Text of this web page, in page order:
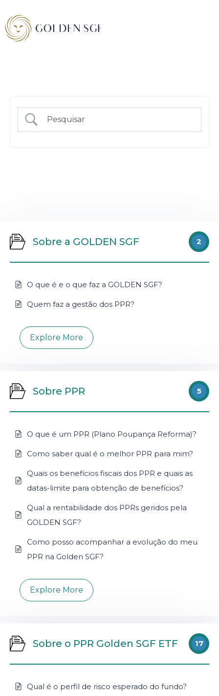
Sobre a GOLDEN SGF 2
O que é e o que faz a GOLDEN SGF?
Quem faz a gestão dos PPR?
Explore More
Sobre PPR 5
O que é um PPR (Plano Poupança Reforma)?
Como saber qual é o melhor PPR para mim?
Quais os benefícios fiscais dos PPR e quais as
datas-limite para obtenção de benefícios?
Qual a rentabilidade dos PPRs geridos pela
GOLDEN SGF?
Como posso acompanhar a evolução do meu
PPR na Golden SGF?
Explore More
Sobre o PPR Golden SGF ETF 17
Qual é o perfil de risco esperado do fundo?